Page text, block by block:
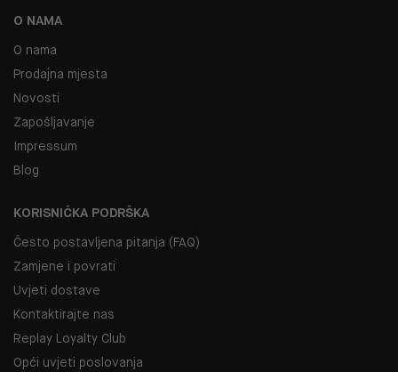
O NAMA
O nama
Prodajna mjesta
Novosti
Zapošljavanje
Impressum
Blog
KORISNIČKA PODRŠKA
Često postavljena pitanja (FAQ)
Zamjene i povrati
Uvjeti dostave
Kontaktirajte nas
Replay Loyalty Club
Opći uvjeti poslovanja